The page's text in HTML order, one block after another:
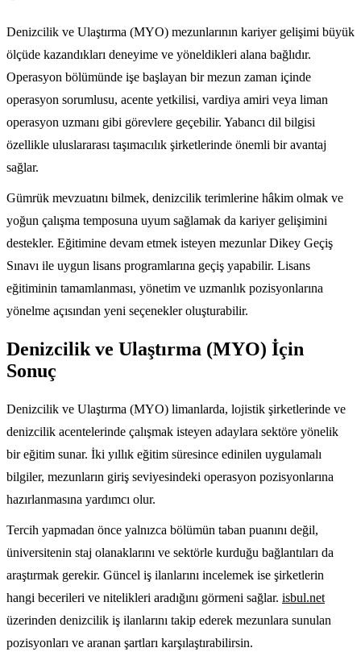
Denizcilik ve Ulaştırma (MYO) mezunlarının kariyer gelişimi büyük
ölçüde kazandıkları deneyime ve yöneldikleri alana bağlıdır.
Operasyon bölümünde işe başlayan bir mezun zaman içinde
operasyon sorumlusu, acente yetkilisi, vardiya amiri veya liman
operasyon uzmanı gibi görevlere geçebilir. Yabancı dil bilgisi
özellikle uluslararası taşımacılık şirketlerinde önemli bir avantaj
sağlar.
Gümrük mevzuatını bilmek, denizcilik terimlerine hâkim olmak ve
yoğun çalışma temposuna uyum sağlamak da kariyer gelişimini
destekler. Eğitimine devam etmek isteyen mezunlar Dikey Geçiş
Sınavı ile uygun lisans programlarına geçiş yapabilir. Lisans
eğitiminin tamamlanması, yönetim ve uzmanlık pozisyonlarına
yönelme açısından yeni seçenekler oluşturabilir.
Denizcilik ve Ulaştırma (MYO) İçin
Sonuç
Denizcilik ve Ulaştırma (MYO) limanlarda, lojistik şirketlerinde ve
denizcilik acentelerinde çalışmak isteyen adaylara sektöre yönelik
bir eğitim sunar. İki yıllık eğitim süresince edinilen uygulamalı
bilgiler, mezunların giriş seviyesindeki operasyon pozisyonlarına
hazırlanmasına yardımcı olur.
Tercih yapmadan önce yalnızca bölümün taban puanını değil,
üniversitenin staj olanaklarını ve sektörle kurduğu bağlantıları da
araştırmak gerekir. Güncel iş ilanlarını incelemek ise şirketlerin
hangi becerileri ve nitelikleri aradığını görmeni sağlar. isbul.net
üzerinden denizcilik iş ilanlarını takip ederek mezunlara sunulan
pozisyonları ve aranan şartları karşılaştırabilirsin.